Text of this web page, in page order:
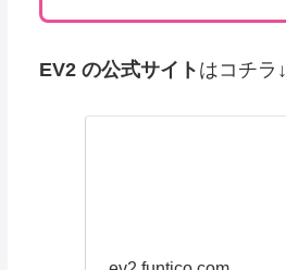
EV2 の公式サイト はコチラ↓